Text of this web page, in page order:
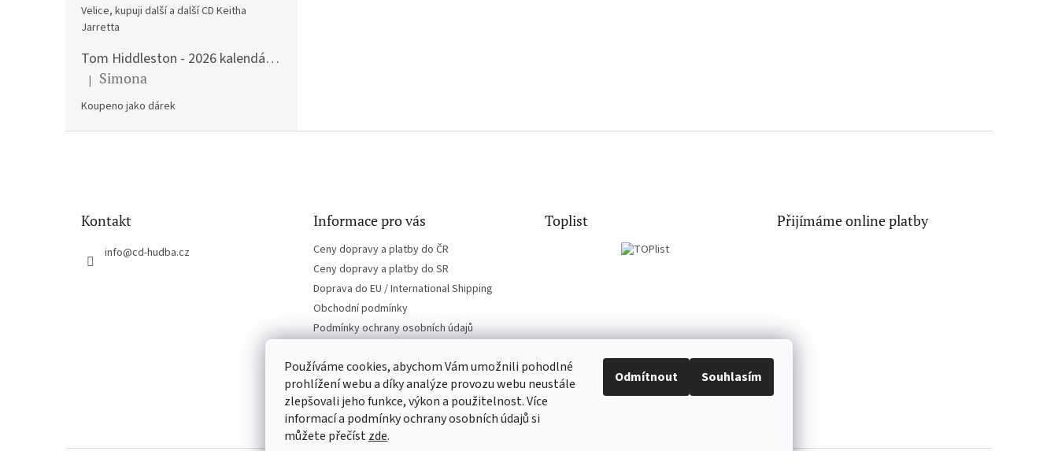
Používáme cookies, abychom Vám umožnili pohodlné
prohlížení webu a díky analýze provozu webu neustále
zlepšovali jeho funkce, výkon a použitelnost. Více
informací a podmínky ochrany osobních údajů si
můžete přečístzde.
Odmítnout Souhlasím
Velice, kupuji další a další CD Keitha
Jarretta
Tom Hiddleston - 2026 kalendář A3
Hodnocení produktu je 5 z 5 hvězdiček.
| Simona
Koupeno jako dárek
Kontakt
info@cd-hudba.cz
Informace pro vás
Ceny dopravy a platby do ČR
Ceny dopravy a platby do SR
Doprava do EU / International Shipping
Obchodní podmínky
Podmínky ochrany osobních údajů
Toplist Přijímáme online platby
EN-filmy.cz CD-Soundtrack.cz